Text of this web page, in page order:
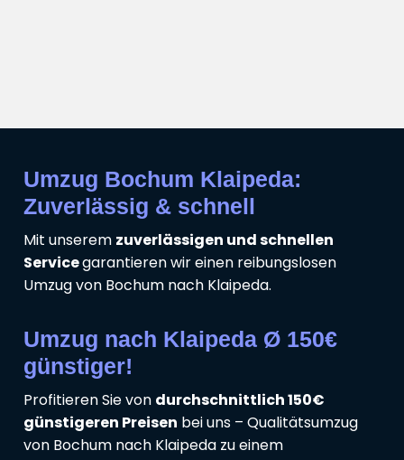
Umzug Bochum Klaipeda:
Zuverlässig & schnell
Mit unserem zuverlässigen und schnellen
Servicegarantieren wir einen reibungslosen
Umzug von Bochum nach Klaipeda.
Umzug nach Klaipeda Ø 150€
günstiger!
Profitieren Sie von durchschnittlich 150€
günstigeren Preisen bei uns – Qualitätsumzug
von Bochum nach Klaipeda zu einem